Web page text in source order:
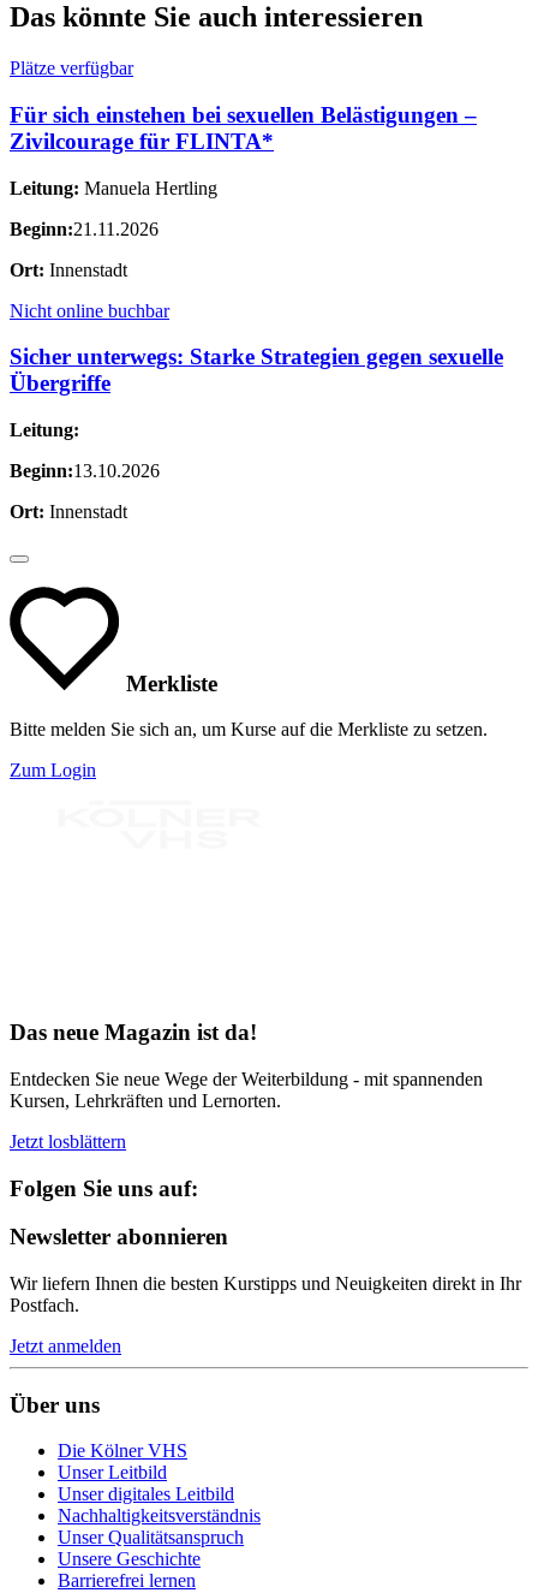
Das könnte Sie auch interessieren
Plätze verfügbar
Für sich einstehen bei sexuellen Belästigungen –
Zivilcourage für FLINTA*
Leitung: Manuela Hertling
Beginn:21.11.2026
Ort: Innenstadt
Nicht online buchbar
Sicher unterwegs: Starke Strategien gegen sexuelle
Übergriffe
Leitung:
Beginn:13.10.2026
Ort: Innenstadt
Merkliste
Bitte melden Sie sich an, um Kurse auf die Merkliste zu setzen.
Zum Login
Das neue Magazin ist da!
Entdecken Sie neue Wege der Weiterbildung - mit spannenden
Kursen, Lehrkräften und Lernorten.
Jetzt losblättern
Folgen Sie uns auf:
Newsletter abonnieren
Wir liefern Ihnen die besten Kurstipps und Neuigkeiten direkt in Ihr
Postfach.
Jetzt anmelden
Über uns
Die Kölner VHS
Unser Leitbild
Unser digitales Leitbild
Nachhaltigkeitsverständnis
Unser Qualitätsanspruch
Unsere Geschichte
Barrierefrei lernen